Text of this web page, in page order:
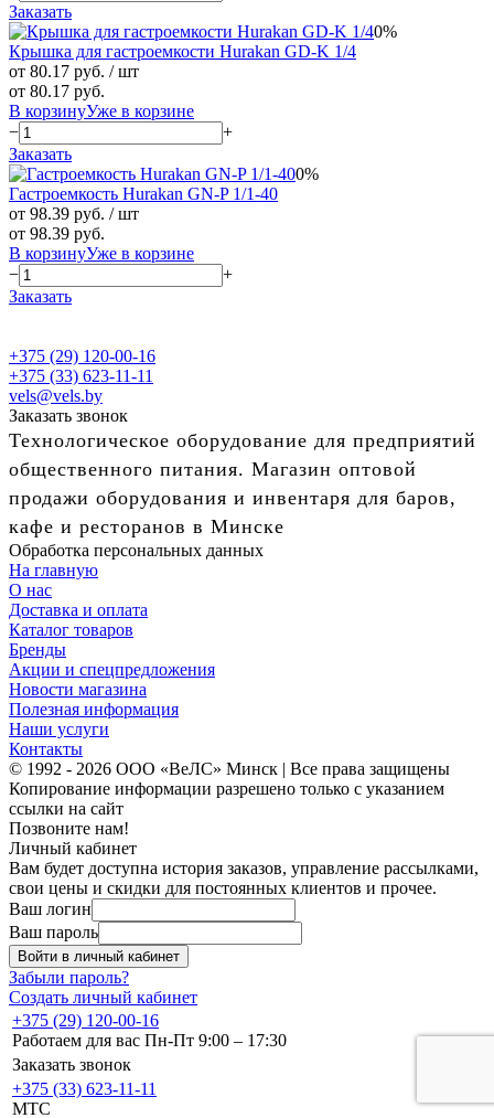
Заказать
0%
Крышка для гастроемкости Hurakan GD-K 1/4
от 80.17 руб. / шт
от 80.17 руб.
В корзинуУже в корзине
−
+
Заказать
0%
Гастроемкость Hurakan GN-P 1/1-40
от 98.39 руб. / шт
от 98.39 руб.
В корзинуУже в корзине
−
+
Заказать
+375 (29) 120-00-16
+375 (33) 623-11-11
vels@vels.by
Заказать звонок
Технологическое оборудование для предприятий
общественного питания. Магазин оптовой
продажи оборудования и инвентаря для баров,
кафе и ресторанов в Минске
Обработка персональных данных
На главную
О нас
Доставка и оплата
Каталог товаров
Бренды
Акции и спецпредложения
Новости магазина
Полезная информация
Наши услуги
Контакты
© 1992 - 2026 ООО «ВеЛС» Минск | Все права защищены
Копирование информации разрешено только с указанием
ссылки на сайт
Позвоните нам!
Личный кабинет
Вам будет доступна история заказов, управление рассылками,
свои цены и скидки для постоянных клиентов и прочее.
Ваш логин
Ваш пароль
Войти в личный кабинет
Забыли пароль?
Создать личный кабинет
+375 (29) 120-00-16
Работаем для вас Пн-Пт 9:00 – 17:30
Заказать звонок
+375 (33) 623-11-11
MTC